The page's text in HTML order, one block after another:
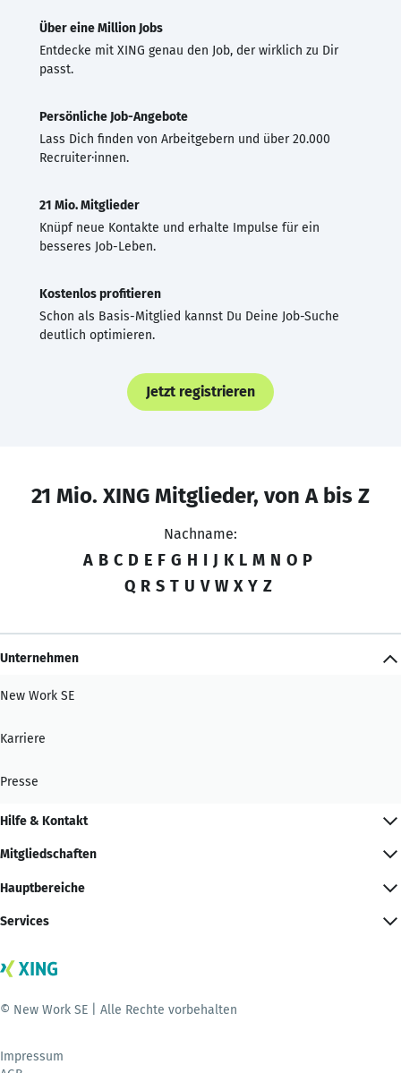
Über eine Million Jobs
Entdecke mit XING genau den Job, der wirklich zu Dir
passt.
Persönliche Job-Angebote
Lass Dich finden von Arbeitgebern und über 20.000
Recruiter·innen.
21 Mio. Mitglieder
Knüpf neue Kontakte und erhalte Impulse für ein
besseres Job-Leben.
Kostenlos profitieren
Schon als Basis-Mitglied kannst Du Deine Job-Suche
deutlich optimieren.
Jetzt registrieren
21 Mio. XING Mitglieder, von A bis Z
Nachname:
A B C D E F G H I J K L M N O P
Q R S T U V W X Y Z
Unternehmen
New Work SE
Karriere
Presse
Hilfe & Kontakt
Mitgliedschaften
Hauptbereiche
Services
© New Work SE | Alle Rechte vorbehalten
Impressum